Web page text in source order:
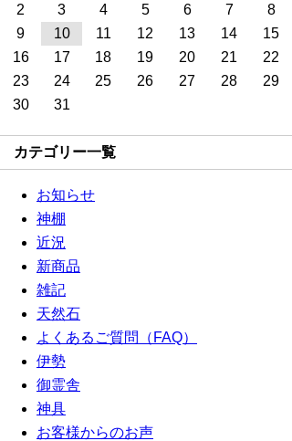
2
3 4 5 6 7
8
9
10 11 12 13 14
15
16
17 18 19 20 21
22
23
24 25 26 27 28
29
30
31
カテゴリー一覧
お知らせ
神棚
近況
新商品
雑記
天然石
よくあるご質問（FAQ）
伊勢
御霊舎
神具
お客様からのお声